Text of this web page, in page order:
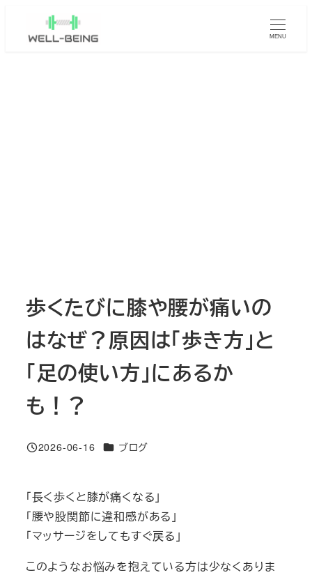
MENU
歩くたびに膝や腰が痛いの
はなぜ？原因は「歩き方」と
「足の使い方」にあるか
も！？
投稿日
2026-06-16 カテゴリー
ブログ
「長く歩くと膝が痛くなる」
「腰や股関節に違和感がある」
「マッサージをしてもすぐ戻る」
このようなお悩みを抱えている方は少なくありま